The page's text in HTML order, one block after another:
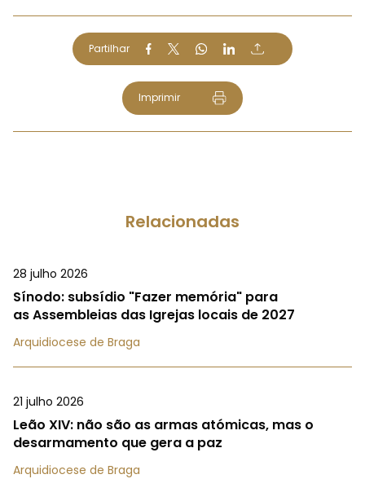
Partilhar
Imprimir
Relacionadas
28 julho 2026
Sínodo: subsídio "Fazer memória" para
as Assembleias das Igrejas locais de 2027
Arquidiocese de Braga
21 julho 2026
Leão XIV: não são as armas atómicas, mas o
desarmamento que gera a paz
Arquidiocese de Braga